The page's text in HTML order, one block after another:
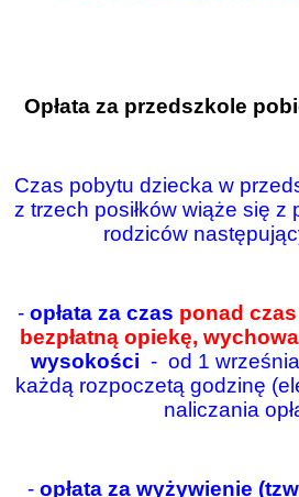
Opłata za przedszkole
Czas pobytu dziecka w
z trzech posiłków wiąże się z
rodziców
- opłata za czas ponad
bezpłatną opiekę,
wysokości - od 1
każdą rozpoczetą godzinę
naliczania
- opłata za wyżywienie